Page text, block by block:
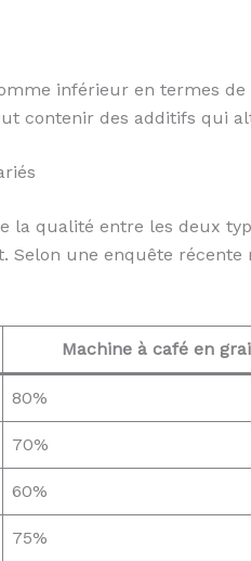
inférieur en termes de
contenir des additifs qui
la qualité entre les deux
Selon une enquête
Machine à café en
80%
70%
60%
75%